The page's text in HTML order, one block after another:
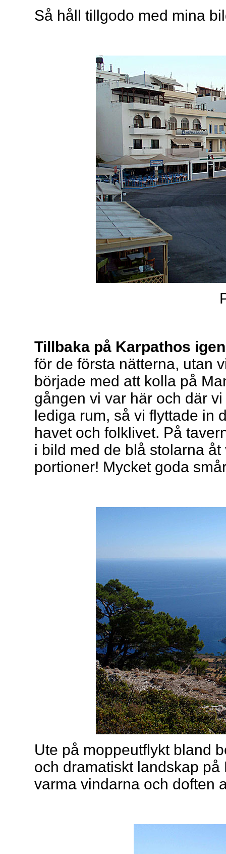
Så håll tillgodo med mina
Tillbaka på Karpathos igen
för de första nätterna, utan
började med att kolla på
gången vi var här och där
lediga rum, så vi flyttade in
havet och folklivet. På
i bild med de blå stolarna
portioner! Mycket goda
Ute på moppeutflykt bland
och dramatiskt landskap
varma vindarna och doften